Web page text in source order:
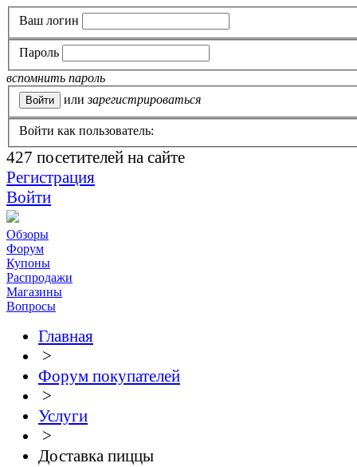
Ваш логин
Пароль
вспомнить пароль
или зарегистрироваться
Войти как пользователь:
427 посетителей на сайте
Регистрация
Войти
Обзоры
Форум
Купоны
Распродажи
Магазины
Вопросы
Главная
>
Форум покупателей
>
Услуги
>
Доставка пиццы